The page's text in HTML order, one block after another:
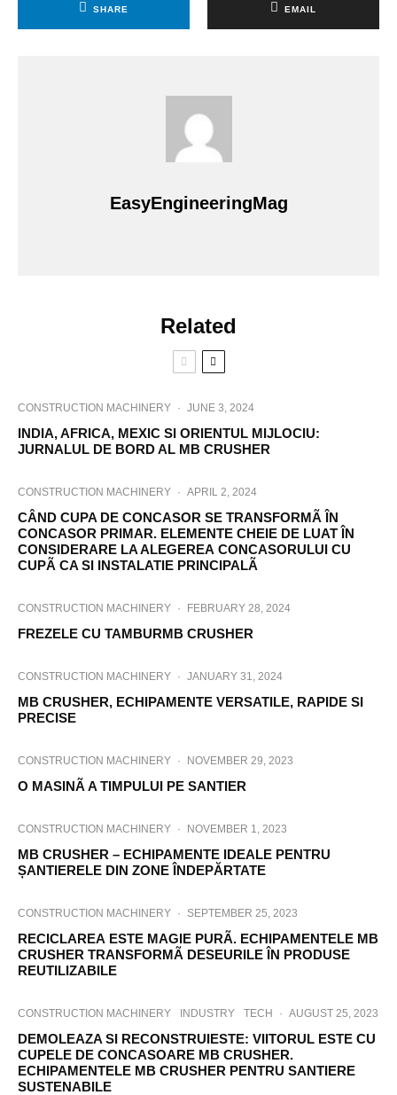
SHARE EMAIL
EasyEngineeringMag
Related
CONSTRUCTION MACHINERY · JUNE 3, 2024
INDIA, AFRICA, MEXIC SI ORIENTUL MIJLOCIU:
JURNALUL DE BORD AL MB CRUSHER
CONSTRUCTION MACHINERY · APRIL 2, 2024
CÂND CUPA DE CONCASOR SE TRANSFORMÃ ÎN
CONCASOR PRIMAR. ELEMENTE CHEIE DE LUAT ÎN
CONSIDERARE LA ALEGEREA CONCASORULUI CU
CUPÃ CA SI INSTALATIE PRINCIPALÃ
CONSTRUCTION MACHINERY · FEBRUARY 28, 2024
FREZELE CU TAMBURMB CRUSHER
CONSTRUCTION MACHINERY · JANUARY 31, 2024
MB CRUSHER, ECHIPAMENTE VERSATILE, RAPIDE SI
PRECISE
CONSTRUCTION MACHINERY · NOVEMBER 29, 2023
O MASINÃ A TIMPULUI PE SANTIER
CONSTRUCTION MACHINERY · NOVEMBER 1, 2023
MB CRUSHER – ECHIPAMENTE IDEALE PENTRU
ȘANTIERELE DIN ZONE ÎNDEPĂRTATE
CONSTRUCTION MACHINERY · SEPTEMBER 25, 2023
RECICLAREA ESTE MAGIE PURÃ. ECHIPAMENTELE MB
CRUSHER TRANSFORMÃ DESEURILE ÎN PRODUSE
REUTILIZABILE
CONSTRUCTION MACHINERY INDUSTRY TECH · AUGUST 25, 2023
DEMOLEAZA SI RECONSTRUIESTE: VIITORUL ESTE CU
CUPELE DE CONCASOARE MB CRUSHER.
ECHIPAMENTELE MB CRUSHER PENTRU SANTIERE
SUSTENABILE